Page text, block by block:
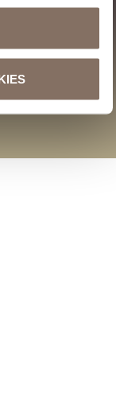
Welche Lizenzen für Hintergrundmusik in öffentlichen Räumen? Informationsschreiben von SWISSPERFORM und AUDION